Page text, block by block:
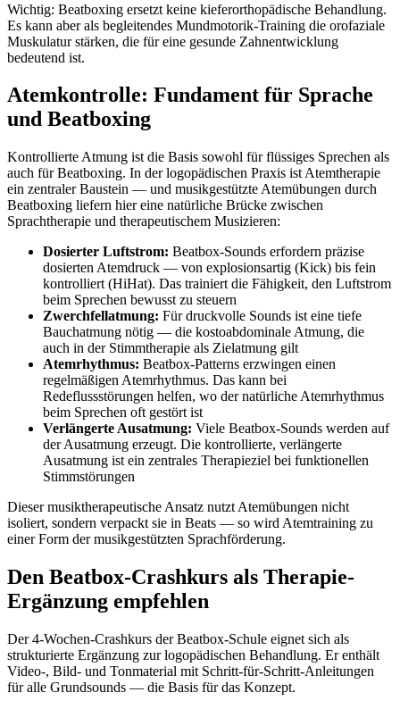
Wichtig: Beatboxing ersetzt keine kieferorthopädische Behandlung.
Es kann aber als begleitendes Mundmotorik-Training die orofaziale
Muskulatur stärken, die für eine gesunde Zahnentwicklung
bedeutend ist.
Atemkontrolle: Fundament für Sprache
und Beatboxing
Kontrollierte Atmung ist die Basis sowohl für flüssiges Sprechen als
auch für Beatboxing. In der logopädischen Praxis ist Atemtherapie
ein zentraler Baustein — und musikgestützte Atemübungen durch
Beatboxing liefern hier eine natürliche Brücke zwischen
Sprachtherapie und therapeutischem Musizieren:
Dosierter Luftstrom: Beatbox-Sounds erfordern präzise
dosierten Atemdruck — von explosionsartig (Kick) bis fein
kontrolliert (HiHat). Das trainiert die Fähigkeit, den Luftstrom
beim Sprechen bewusst zu steuern
Zwerchfellatmung: Für druckvolle Sounds ist eine tiefe
Bauchatmung nötig — die kostoabdominale Atmung, die
auch in der Stimmtherapie als Zielatmung gilt
Atemrhythmus: Beatbox-Patterns erzwingen einen
regelmäßigen Atemrhythmus. Das kann bei
Redeflussstörungen helfen, wo der natürliche Atemrhythmus
beim Sprechen oft gestört ist
Verlängerte Ausatmung: Viele Beatbox-Sounds werden auf
der Ausatmung erzeugt. Die kontrollierte, verlängerte
Ausatmung ist ein zentrales Therapieziel bei funktionellen
Stimmstörungen
Dieser musiktherapeutische Ansatz nutzt Atemübungen nicht
isoliert, sondern verpackt sie in Beats — so wird Atemtraining zu
einer Form der musikgestützten Sprachförderung.
Den Beatbox-Crashkurs als Therapie-
Ergänzung empfehlen
Der 4-Wochen-Crashkurs der Beatbox-Schule eignet sich als
strukturierte Ergänzung zur logopädischen Behandlung. Er enthält
Video-, Bild- und Tonmaterial mit Schritt-für-Schritt-Anleitungen
für alle Grundsounds — die Basis für das Konzept.